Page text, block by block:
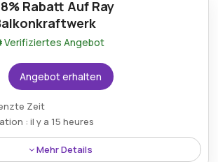
Energien für
Käufer erschwinglicher.
Rabatt Auf Ray
Verifiziertes Angebot
Angebot erhalten
Zeit
: il y a 15 heures
Mehr Details